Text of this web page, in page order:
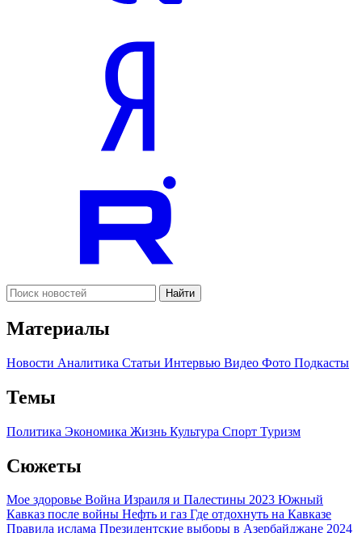
Найти
Материалы
Новости Аналитика Статьи Интервью Видео Фото Подкасты
Темы
Политика Экономика Жизнь Культура Спорт Туризм
Сюжеты
Мое здоровье Война Израиля и Палестины 2023 Южный
Кавказ после войны Нефть и газ Где отдохнуть на Кавказе
Правила ислама Президентские выборы в Азербайджане 2024